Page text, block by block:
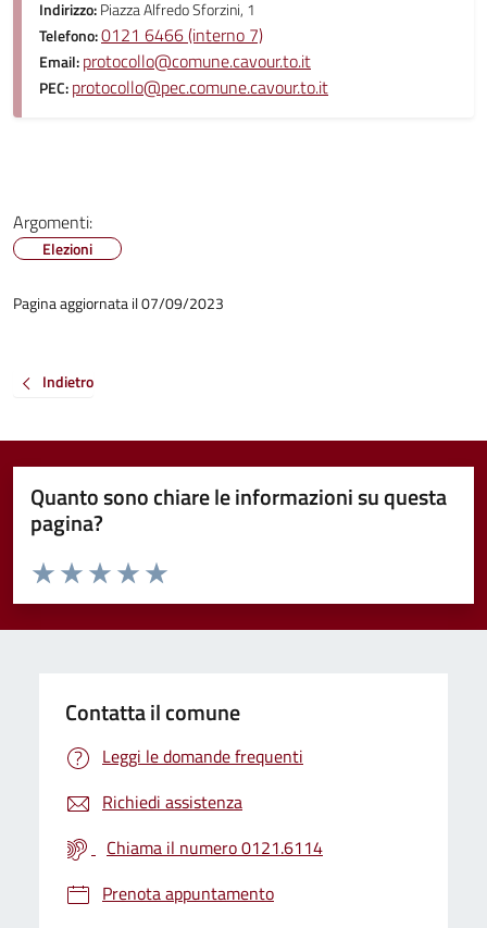
Indirizzo:Piazza Alfredo Sforzini, 1
Telefono:0121 6466 (interno 7)
Email:protocollo@comune.cavour.to.it
PEC:protocollo@pec.comune.cavour.to.it
Argomenti:
Elezioni
Pagina aggiornata il 07/09/2023
Indietro
Quanto sono chiare le informazioni su questa
pagina?
Valuta da 1 a 5 stelle la pagina
Valuta 5 stelle su 5
Valuta 4 stelle su 5
Valuta 3 stelle su 5
Valuta 2 stelle su 5
Valuta 1 stelle su 5
Contatta il comune
Leggi le domande frequenti
Richiedi assistenza
Chiama il numero 0121.6114
Prenota appuntamento